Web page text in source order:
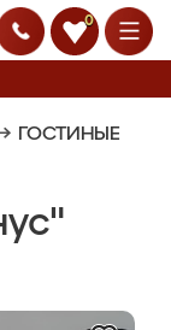
0
ГОСТИНЫЕ